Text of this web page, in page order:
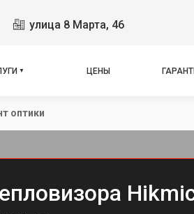
улица 8 Марта, 46
ЦЕНЫ
оптики